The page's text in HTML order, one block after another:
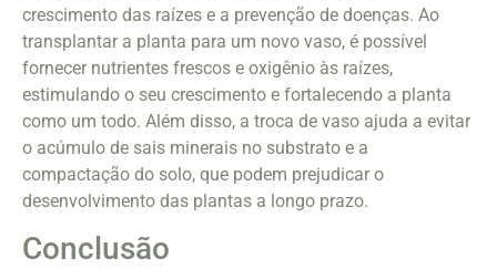
crescimento das raízes e a prevenção de doenças. Ao
transplantar a planta para um novo vaso, é possível
fornecer nutrientes frescos e oxigênio às raízes,
estimulando o seu crescimento e fortalecendo a planta
como um todo. Além disso, a troca de vaso ajuda a evitar
o acúmulo de sais minerais no substrato e a
compactação do solo, que podem prejudicar o
desenvolvimento das plantas a longo prazo.
Conclusão